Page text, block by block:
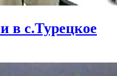
в с.Турецкое